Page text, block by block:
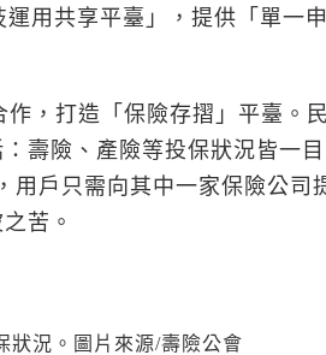
用共享平臺」，提供「單一申
，打造「保險存摺」平臺。
壽險、產險等投保狀況皆一目
用戶只需向其中一家保險公司
苦。
狀況。圖片來源/壽險公會